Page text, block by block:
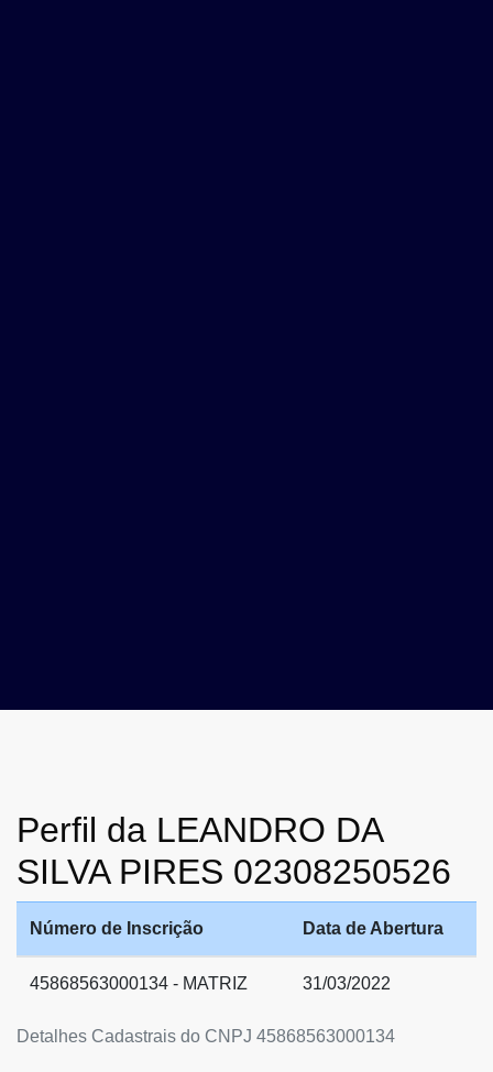
Perfil da LEANDRO DA
SILVA PIRES 02308250526
Detalhes Cadastrais do CNPJ 45868563000134
Número de Inscrição Data de Abertura
45868563000134 - MATRIZ 31/03/2022